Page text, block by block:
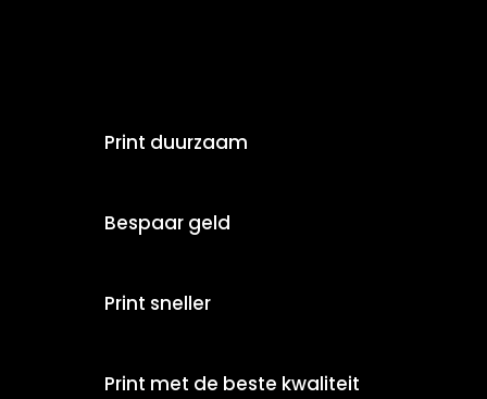
Print duurzaam
Bespaar geld
Print sneller
Print met de beste kwaliteit